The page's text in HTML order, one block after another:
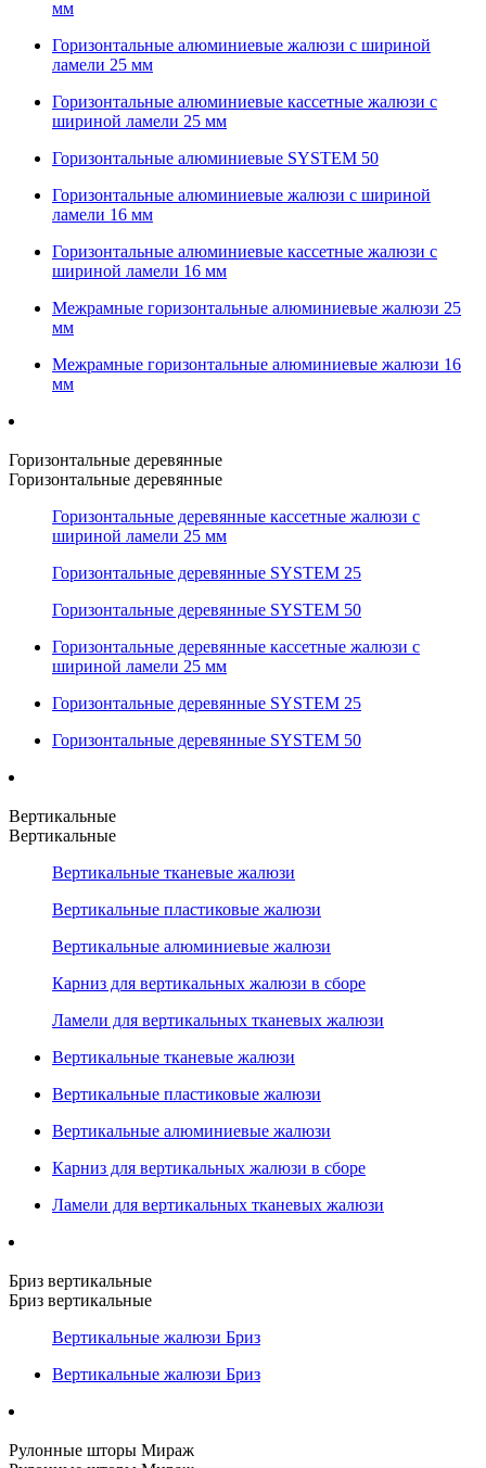
мм
Горизонтальные алюминиевые жалюзи с шириной
ламели 25 мм
Горизонтальные алюминиевые кассетные жалюзи с
шириной ламели 25 мм
Горизонтальные алюминиевые SYSTEM 50
Горизонтальные алюминиевые жалюзи с шириной
ламели 16 мм
Горизонтальные алюминиевые кассетные жалюзи с
шириной ламели 16 мм
Межрамные горизонтальные алюминиевые жалюзи 25
мм
Межрамные горизонтальные алюминиевые жалюзи 16
мм
Горизонтальные деревянные
Горизонтальные деревянные
Горизонтальные деревянные кассетные жалюзи с
шириной ламели 25 мм
Горизонтальные деревянные SYSTEM 25
Горизонтальные деревянные SYSTEM 50
Горизонтальные деревянные кассетные жалюзи с
шириной ламели 25 мм
Горизонтальные деревянные SYSTEM 25
Горизонтальные деревянные SYSTEM 50
Вертикальные
Вертикальные
Вертикальные тканевые жалюзи
Вертикальные пластиковые жалюзи
Вертикальные алюминиевые жалюзи
Карниз для вертикальных жалюзи в сборе
Ламели для вертикальных тканевых жалюзи
Вертикальные тканевые жалюзи
Вертикальные пластиковые жалюзи
Вертикальные алюминиевые жалюзи
Карниз для вертикальных жалюзи в сборе
Ламели для вертикальных тканевых жалюзи
Бриз вертикальные
Бриз вертикальные
Вертикальные жалюзи Бриз
Вертикальные жалюзи Бриз
Рулонные шторы Мираж